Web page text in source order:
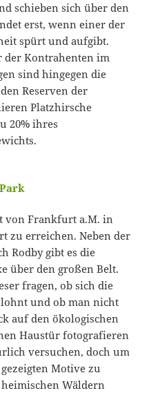
schieben sich über den
erst, wenn einer der
spürt und aufgibt.
der Kontrahenten im
sind hingegen die
Reserven der
Platzhirsche
20% ihres
von Frankfurt a.M. in
zu erreichen. Neben der
Rodby gibt es die
über den großen Belt.
fragen, ob sich die
und ob man nicht
auf den ökologischen
Haustür fotografieren
versuchen, doch um
Motive zu
Wäldern